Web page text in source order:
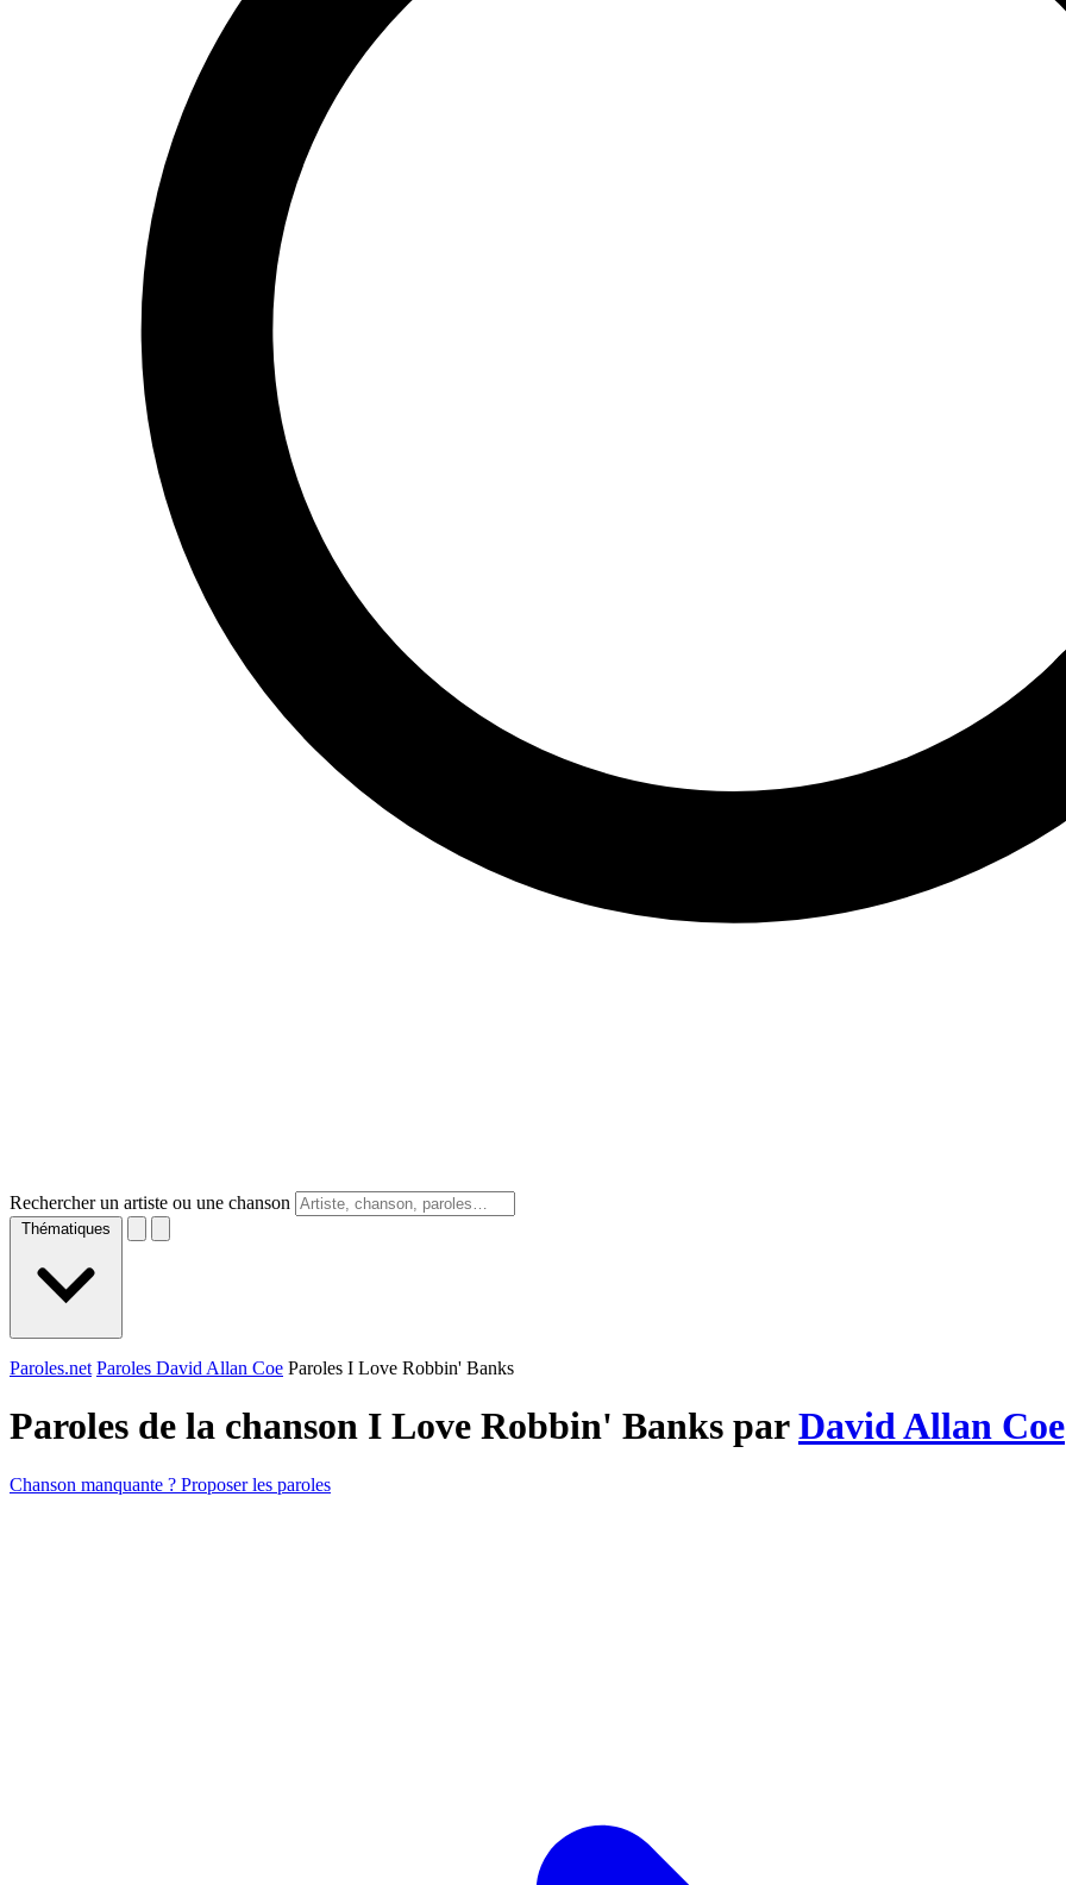
Rechercher un artiste ou une chanson
Thématiques
Paroles.net Paroles David Allan Coe Paroles I Love Robbin' Banks
Paroles de la chanson I Love Robbin' Banks parDavid Allan Coe
Chanson manquante ? Proposer les paroles